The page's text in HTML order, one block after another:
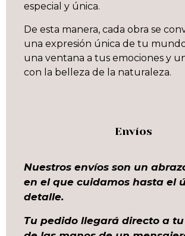
especial y única.
De esta manera, cada obra se
una expresión única de tu
una ventana a tus emociones y
con la belleza de la naturaleza.
Envíos
Nuestros envíos son un
en el que cuidamos hasta el
detalle.
Tu pedido llegará directo a tu